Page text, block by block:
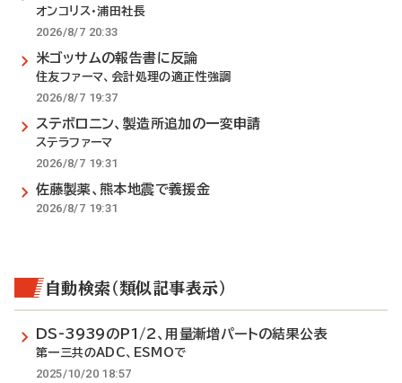
オンコリス・浦田社長
2026/8/7 20:33
米ゴッサムの報告書に反論
住友ファーマ、会計処理の適正性強調
2026/8/7 19:37
ステボロニン、製造所追加の一変申請
ステラファーマ
2026/8/7 19:31
佐藤製薬、熊本地震で義援金
2026/8/7 19:31
自動検索（類似記事表示）
DS-3939のP1/2、用量漸増パートの結果公表
第一三共のADC、ESMOで
2025/10/20 18:57